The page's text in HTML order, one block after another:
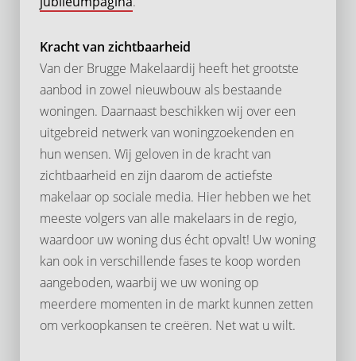
Kracht van zichtbaarheid
Van der Brugge Makelaardij heeft het grootste
aanbod in zowel nieuwbouw als bestaande
woningen. Daarnaast beschikken wij over een
uitgebreid netwerk van woningzoekenden en
hun wensen. Wij geloven in de kracht van
zichtbaarheid en zijn daarom de actiefste
makelaar op sociale media. Hier hebben we het
meeste volgers van alle makelaars in de regio,
waardoor uw woning dus écht opvalt! Uw woning
kan ook in verschillende fases te koop worden
aangeboden, waarbij we uw woning op
meerdere momenten in de markt kunnen zetten
om verkoopkansen te creëren. Net wat u wilt.